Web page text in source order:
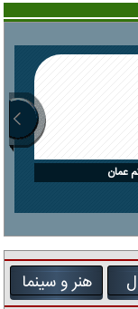
عمان
هنر و سینما